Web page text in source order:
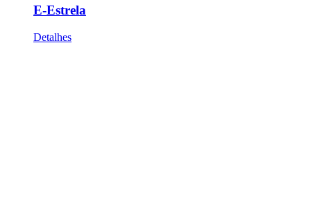
E-Estrela
Detalhes